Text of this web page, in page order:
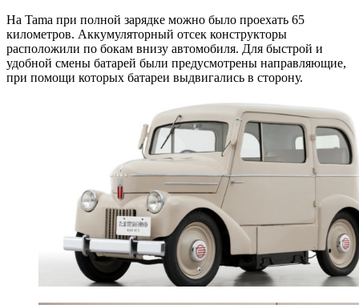
На Tama при полной зарядке можно было проехать 65
километров. Аккумуляторный отсек конструкторы
расположили по бокам внизу автомобиля. Для быстрой и
удобной смены батарей были предусмотрены направляющие,
при помощи которых батареи выдвигались в сторону.